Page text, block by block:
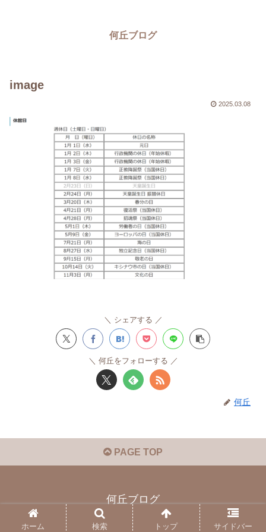
何丘ブログ
image
2025.03.08
シェアする
何丘をフォローする
何丘
PAGE TOP
何丘ブログ
© 2020 何丘ブログ.
ホーム 検索 トップ サイドバー